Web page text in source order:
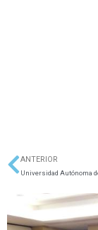
Ant
ANTERIOR